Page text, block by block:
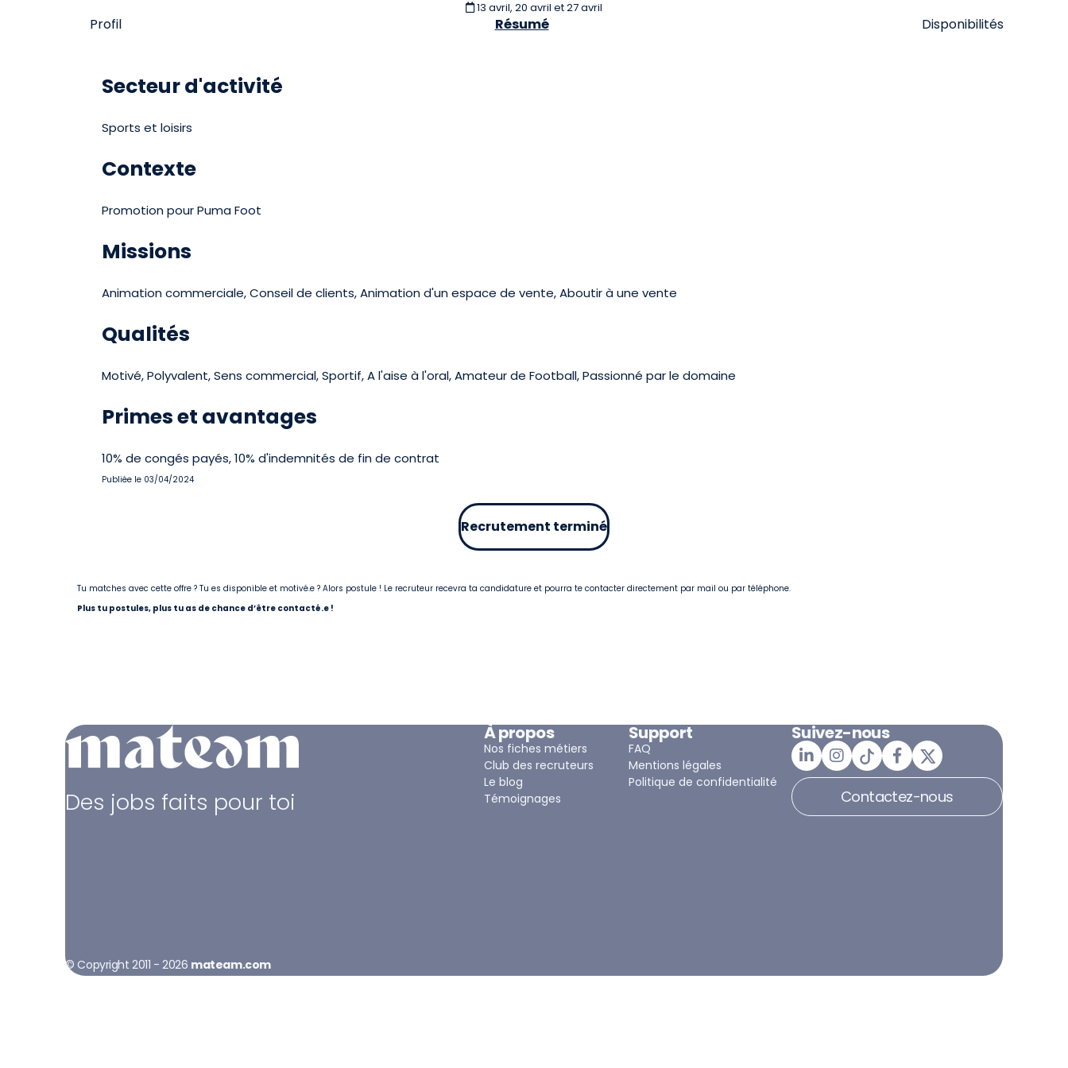
13 avril, 20 avril et 27 avril
Profil Résumé Disponibilités
Secteur d'activité
Sports et loisirs
Contexte
Promotion pour Puma Foot
Missions
Animation commerciale, Conseil de clients, Animation d'un espace de vente, Aboutir à une vente
Qualités
Motivé, Polyvalent, Sens commercial, Sportif, A l'aise à l'oral, Amateur de Football, Passionné par le domaine
Primes et avantages
10% de congés payés, 10% d'indemnités de fin de contrat
Publiée le 03/04/2024
Recrutement terminé
Tu matches avec cette offre ? Tu es disponible et motivé.e ? Alors postule ! Le recruteur recevra ta candidature et pourra te contacter directement par mail ou par téléphone.
Plus tu postules, plus tu as de chance d’être contacté.e !
Des jobs faits pour toi
© Copyright 2011 - 2026 mateam.com
À propos
Nos fiches métiers
Club des recruteurs
Le blog
Témoignages
Support
FAQ
Mentions légales
Politique de confidentialité
Suivez-nous
Contactez-nous